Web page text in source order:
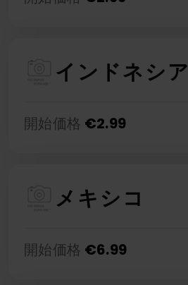
インドネシア
開始価格 €2.99
メキシコ
開始価格 €6.99